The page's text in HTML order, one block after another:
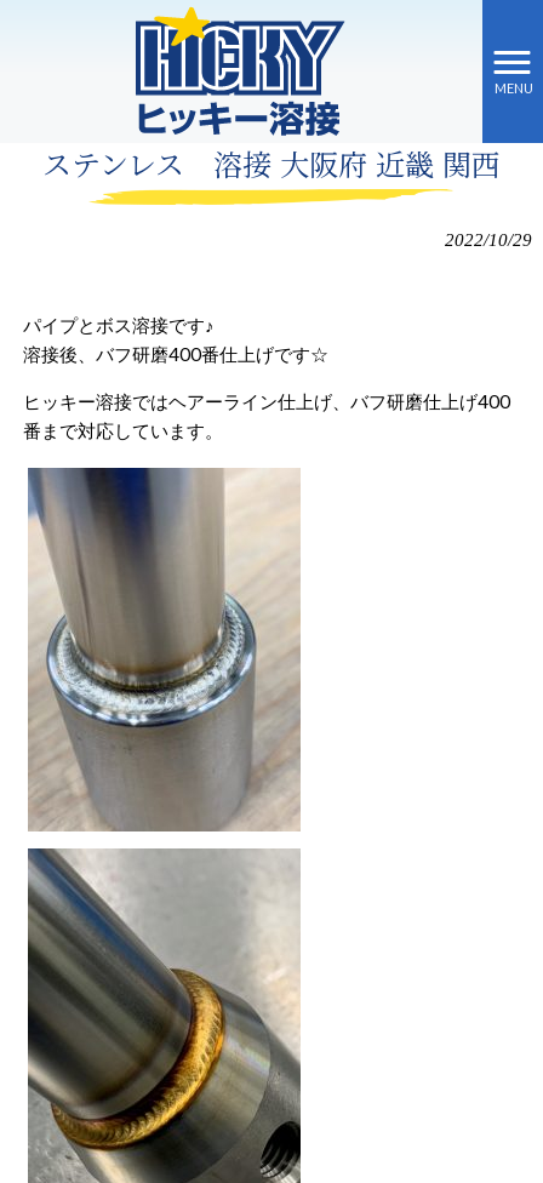
MENU
ヒッキー溶接 HOME
> 施工事例 > ステンレス 溶接 大阪府 近畿 関西
ステンレス 溶接 大阪府 近畿 関西
2022/10/29
パイプとボス溶接です♪
溶接後、バフ研磨400番仕上げです☆
ヒッキー溶接ではヘアーライン仕上げ、バフ研磨仕上げ400
番まで対応しています。